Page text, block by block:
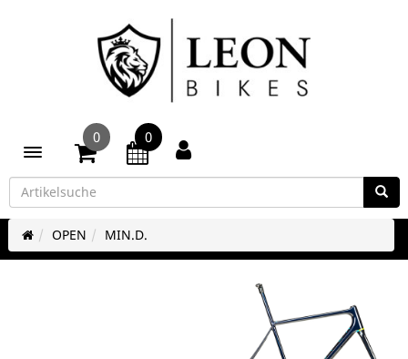
Toggle navigation
0 0
OPEN MIN.D.